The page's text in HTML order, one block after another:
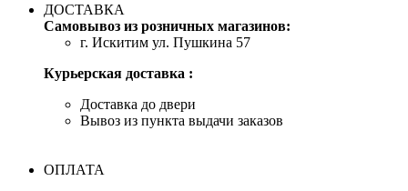
ДОСТАВКА
Самовывоз из розничных магазинов:
г. Искитим ул. Пушкина 57
Курьерская доставка :
Доставка до двери
Вывоз из пункта выдачи заказов
ОПЛАТА